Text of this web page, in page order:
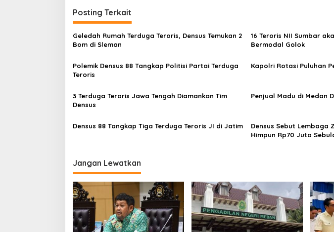
i
g
a
i
o
Posting Terkait
Geledah Rumah Terduga Teroris, Densus Temukan 2
Bom di Sleman
16 Teroris NII Sumbar
Bermodal Golok
Polemik Densus 88 Tangkap Politisi Partai Terduga
Teroris
Kapolri Rotasi Puluhan
3 Terduga Teroris Jawa Tengah Diamankan Tim
Densus
Penjual Madu di Medan
Densus 88 Tangkap Tiga Terduga Teroris JI di Jatim
Densus Sebut Lembaga
Himpun Rp70 Juta
Jangan Lewatkan